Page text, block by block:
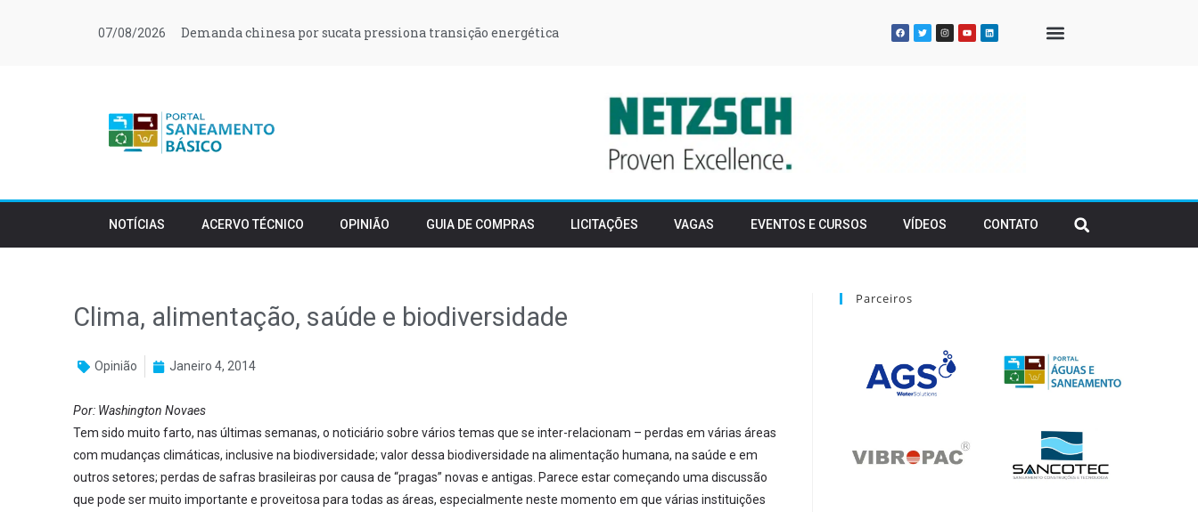
07/08/2026 Demanda chinesa por sucata pressiona transição energética
NOTÍCIAS ACERVO TÉCNICO OPINIÃO GUIA DE COMPRAS LICITAÇÕES VAGAS EVENTOS E CURSOS VÍDEOS CONTATO
Clima, alimentação, saúde e biodiversidade
Opinião Janeiro 4, 2014
Por: Washington Novaes
Tem sido muito farto, nas últimas semanas, o noticiário sobre vários temas que se inter-relacionam – perdas em várias áreas
com mudanças climáticas, inclusive na biodiversidade; valor dessa biodiversidade na alimentação humana, na saúde e em
outros setores; perdas de safras brasileiras por causa de “pragas” novas e antigas. Parece estar começando uma discussão
que pode ser muito importante e proveitosa para todas as áreas, especialmente neste momento em que várias instituições
Parceiros